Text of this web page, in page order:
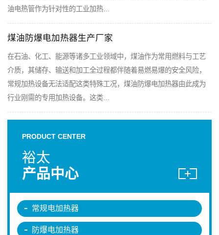
油电热管作为针对性的工业加热…
煤油防爆电加热器生产厂家
在石油、化工、能源等诸多工业领域中，煤油作为常用燃料与工艺
介质，其储存、输送和加工全过程都伴随着易燃易爆的安全风险，
常规加热设备无法适配这类特殊工况，煤油防爆电加热器由此成为
行业刚需的专用加热设备。这类…
PRODUCT CENTER
裕太
产品中心
常规电加热器
防爆电加热器